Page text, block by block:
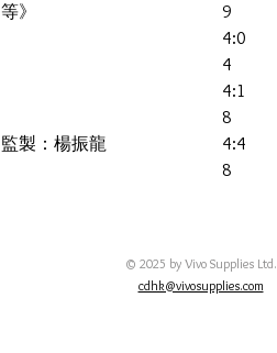
等》
9
4:0
4
4:1
8
監製：楊振龍
4:4
8
© 2025 by Vivo Supplies Ltd.
cdhk@vivosupplies.com